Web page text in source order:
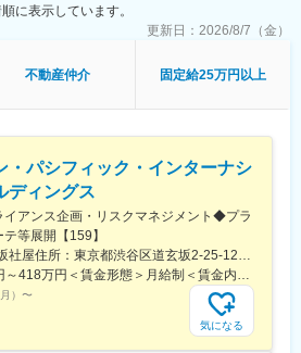
対応
たは関連業務プロセスにおける統制項目の整
備評価テストの実施
査関連業務（必要に応じて）
理／ログ管理などの統制運用状況チェック
制設計・テスト対応
よびコミュニケーション
開発／管理部門などの部署との調整
人との協議・対応（特にJ SOXでのやりと
に表示しています。
更新日： 2026/8/7（金）
不動産仲介 固定給25万円以上
・パシフィック・インターナシ
ディングス
イアンス企画・リスクマネジメント◆プラ
等展開【159】
＜勤務地詳細＞道玄坂社屋住所：東京都渋谷区道玄坂2-25-12 渋谷道玄坂通8F 受動喫煙対策：屋内全面禁煙変更の範囲：会社の定める事業所（リモートワーク含む）
＜予定年収＞365万円～418万円＜賃金形態＞月給制＜賃金内訳＞月額（基本給）：210,600円～242,100円その他固定手当/月：1,000円固定残業手当/月：16,400円～18,900円（固定残業時間10時間0分/月）超過した時間外労働の残業手当は追加支給＜月給＞228,000円～262,000円（一律手当を含む）＜昇給有無＞有＜残業手当＞有＜給与補足＞※ご経験に応じて決定。■給与改定：年2回（1月・7月）■賞与：年2回（7月・12月）※入社時給与は総合職テーブルでの算出となる為、入社1年後に選択頂くテーブルにより最大2.5万円減額となる可能性有。入社1年後原則5月にご自身の状況に合わせて、エリア・ホームへの変更申請が可能（会社承認後の適用）賃金はあくまでも目安の金額であり、選考を通じて上下する可能性があります。月給(月額)は固定手当を含めた表記です。
） 〜
気になる